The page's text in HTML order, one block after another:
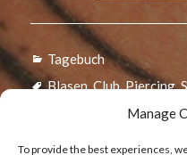
Manage
To provide the best experiences,
Kategorien
Tagebuch
Schlagwörter
Blasen,Club,Piercing,